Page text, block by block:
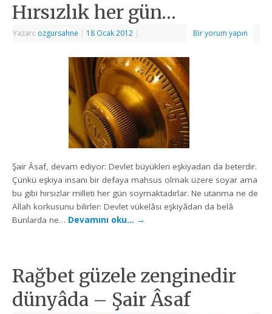
Hırsızlık her gün…
Yazarı: ozgursahne | 18 Ocak 2012 | Bir yorum yapın
Şair Âsaf, devam ediyor: Devlet büyükleri eşkiyadan da beterdir.
Çünkü eşkiya insanı bir defaya mahsus olmak üzere soyar ama
bu gibi hırsızlar milleti her gün soymaktadırlar. Ne utanma ne de
Allah korkusunu bilirler: Devlet vükelâsı eşkiyâdan da belâ
Bunlarda ne… Devamını oku… →
Rağbet güzele zenginedir
dünyâda – Şair Âsaf